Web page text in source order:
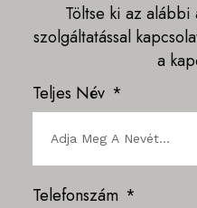
Töltse ki az alábbi
szolgáltatással
a
Teljes Név
Telefonszám